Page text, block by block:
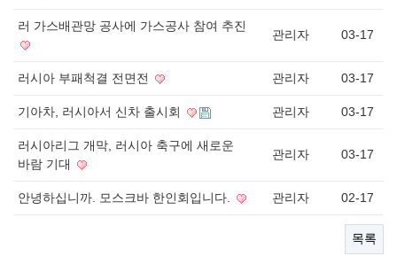
러 가스배관망 공사에 가스공사 참여 추진
관리자 03-17
러시아 부패척결 전면전 관리자 03-17
기아차, 러시아서 신차 출시회 관리자 03-17
러시아리그 개막, 러시아 축구에 새로운
바람 기대
관리자 03-17
안녕하십니까. 모스크바 한인회입니다. 관리자 02-17
목록